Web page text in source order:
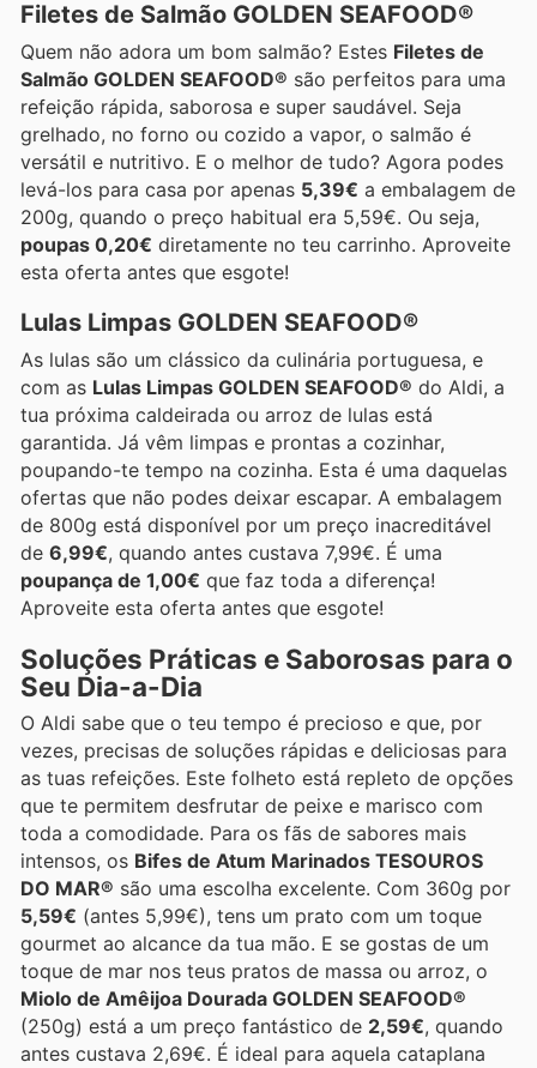
Filetes de Salmão GOLDEN SEAFOOD®
Quem não adora um bom salmão? Estes Filetes de
Salmão GOLDEN SEAFOOD® são perfeitos para uma
refeição rápida, saborosa e super saudável. Seja
grelhado, no forno ou cozido a vapor, o salmão é
versátil e nutritivo. E o melhor de tudo? Agora podes
levá-los para casa por apenas 5,39€ a embalagem de
200g, quando o preço habitual era 5,59€. Ou seja,
poupas 0,20€ diretamente no teu carrinho. Aproveite
esta oferta antes que esgote!
Lulas Limpas GOLDEN SEAFOOD®
As lulas são um clássico da culinária portuguesa, e
com as Lulas Limpas GOLDEN SEAFOOD® do Aldi, a
tua próxima caldeirada ou arroz de lulas está
garantida. Já vêm limpas e prontas a cozinhar,
poupando-te tempo na cozinha. Esta é uma daquelas
ofertas que não podes deixar escapar. A embalagem
de 800g está disponível por um preço inacreditável
de 6,99€, quando antes custava 7,99€. É uma
poupança de 1,00€ que faz toda a diferença!
Aproveite esta oferta antes que esgote!
Soluções Práticas e Saborosas para o
Seu Dia-a-Dia
O Aldi sabe que o teu tempo é precioso e que, por
vezes, precisas de soluções rápidas e deliciosas para
as tuas refeições. Este folheto está repleto de opções
que te permitem desfrutar de peixe e marisco com
toda a comodidade. Para os fãs de sabores mais
intensos, os Bifes de Atum Marinados TESOUROS
DO MAR® são uma escolha excelente. Com 360g por
5,59€ (antes 5,99€), tens um prato com um toque
gourmet ao alcance da tua mão. E se gostas de um
toque de mar nos teus pratos de massa ou arroz, o
Miolo de Amêijoa Dourada GOLDEN SEAFOOD®
(250g) está a um preço fantástico de 2,59€, quando
antes custava 2,69€. É ideal para aquela cataplana